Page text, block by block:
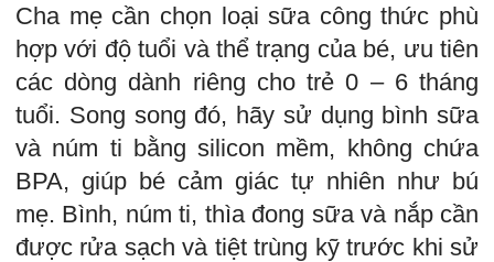
Cha mẹ cần chọn loại sữa công thức phù
hợp với độ tuổi và thể trạng của bé, ưu tiên
các dòng dành riêng cho trẻ 0 – 6 tháng
tuổi. Song song đó, hãy sử dụng bình sữa
và núm ti bằng silicon mềm, không chứa
BPA, giúp bé cảm giác tự nhiên như bú
mẹ. Bình, núm ti, thìa đong sữa và nắp cần
được rửa sạch và tiệt trùng kỹ trước khi sử